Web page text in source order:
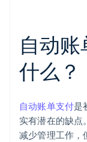
自动
什么？
自动账单支付是
实有潜在的缺点
减少管理工作，